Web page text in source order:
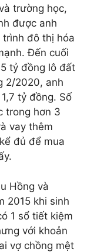
trường học,
được anh
trình đô thị hóa
Đến cuối
tỷ đồng lô đất
2/2020, anh
tỷ đồng. Số
trong hơn 3
vay thêm
đủ để mua
Hồng và
2015 khi sinh
1 sổ tiết kiệm
với khoản
vợ chồng mệt